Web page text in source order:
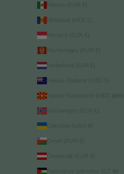
Mexico (EUR €)
Moldavië (MDL L)
Monaco (EUR €)
Montenegro (EUR €)
Nederland (EUR €)
Nieuw-Zeeland (NZD $)
Noord-Macedonië (MKD ден)
Noorwegen (EUR €)
Oekraïne (UAH ₴)
Oman (EUR €)
Oostenrijk (EUR €)
Palestijnse gebieden (ILS ₪)